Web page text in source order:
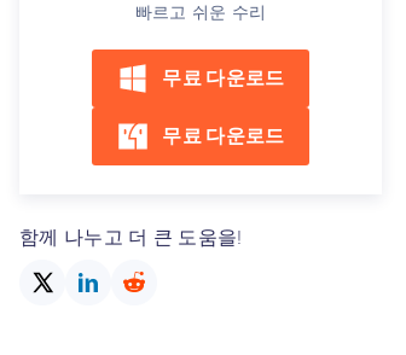
빠르고 쉬운 수리
무료 다운로드
무료 다운로드
함께 나누고 더 큰 도움을!